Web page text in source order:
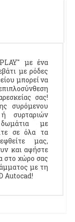
με ένα
με ρόδες
μπορεί να
σας!
συρόμενου
συρταριών
με
σε όλα τα
μας,
και αφήστε
στο χώρο σας
με τη
Autocad!